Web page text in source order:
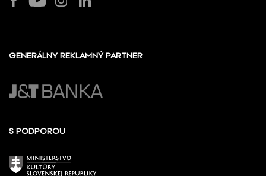
GENERÁLNY REKLAMNÝ PARTNER
S PODPOROU